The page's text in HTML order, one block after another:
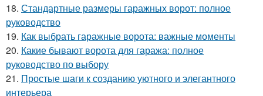
18. Стандартные размеры гаражных ворот: полное
руководство
19. Как выбрать гаражные ворота: важные моменты
20. Какие бывают ворота для гаража: полное
руководство по выбору
21. Простые шаги к созданию уютного и элегантного
интерьера